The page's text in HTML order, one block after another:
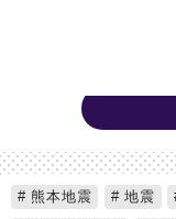
熊本地震 地震